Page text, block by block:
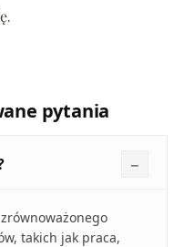
pytania
takich jak praca,